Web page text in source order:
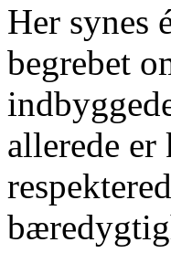
Her synes
begrebet
allerede